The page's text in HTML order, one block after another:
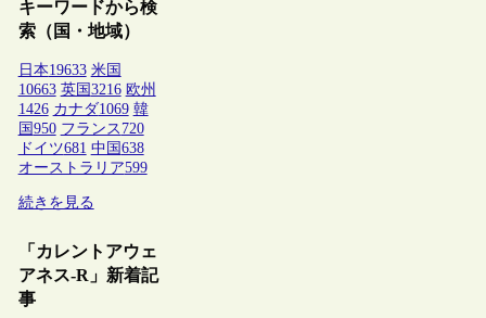
キーワードから検
索（国・地域）
日本19633 米国
10663 英国 3216 欧州
1426 カナダ1069 韓
国 950 フランス 720
ドイツ681 中国 638
オーストラリア599
続きを見る
「カレントアウェ
アネス-R」新着記
事